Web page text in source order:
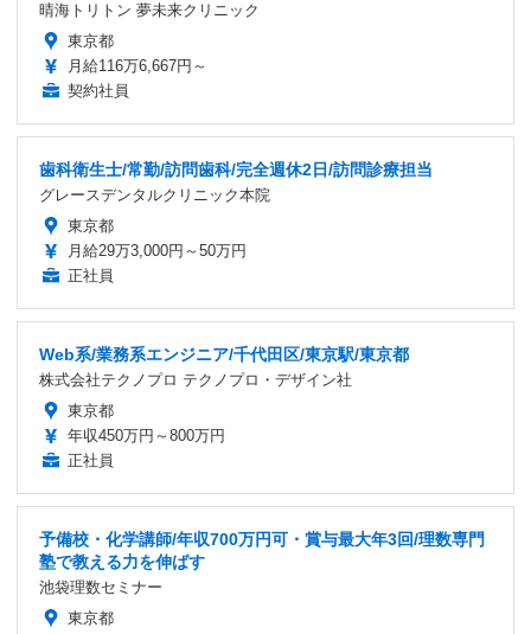
晴海トリトン 夢未来クリニック
東京都
月給116万6,667円～
契約社員
歯科衛生士/常勤/訪問歯科/完全週休2日/訪問診療担当
グレースデンタルクリニック本院
東京都
月給29万3,000円～50万円
正社員
Web系/業務系エンジニア/千代田区/東京駅/東京都
株式会社テクノプロ テクノプロ・デザイン社
東京都
年収450万円～800万円
正社員
予備校・化学講師/年収700万円可・賞与最大年3回/理数専門
塾で教える力を伸ばす
池袋理数セミナー
東京都